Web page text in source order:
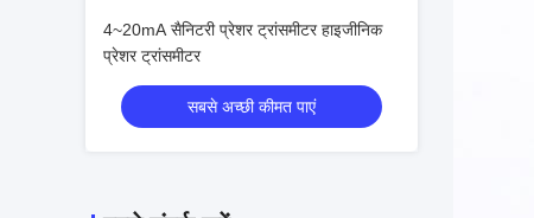
4~20mA सैनिटरी प्रेशर ट्रांसमीटर हाइजीनिक
प्रेशर ट्रांसमीटर
सबसे अच्छी कीमत पाएं